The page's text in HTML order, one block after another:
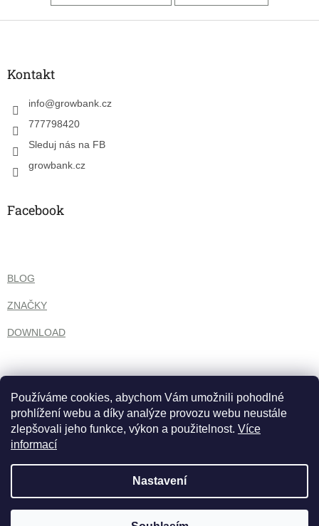
Používáme cookies, abychom Vám umožnili pohodlné
prohlížení webu a díky analýze provozu webu neustále
zlepšovali jeho funkce, výkon a použitelnost. Více
informací
Nastavení
Z
Kontakt
info@growbank.cz
777798420
Sleduj nás na FB
growbank.cz
Facebook
BLOG
ZNAČKY
DOWNLOAD
Vytvořil Shoptet